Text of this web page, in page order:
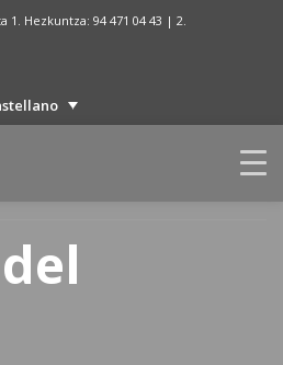
1. Hezkuntza: 94 471 04 43 | 2.